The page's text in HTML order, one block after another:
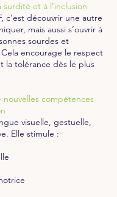
surdité et à l’inclusion
c’est découvrir une autre
mais aussi s’ouvrir à
sourdes et
encourage le respect
la tolérance dès le plus
compétences
visuelle, gestuelle,
Elle stimule :